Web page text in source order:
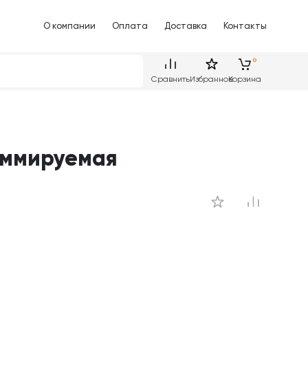
О компании Оплата Доставка Контакты
СравнитьИзбранноеКорзина